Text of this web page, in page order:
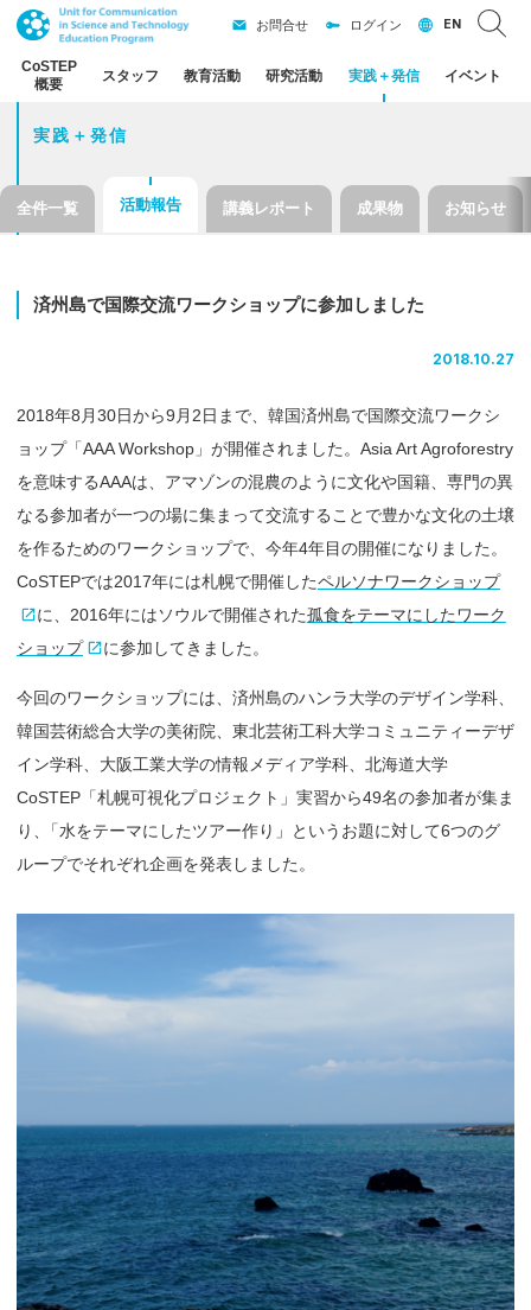
CoSTEP
概要
スタッフ 教育活動 研究活動 実践＋発信 イベント
お問合せ ログイン EN
実践＋発信
全件一覧 活動報告 講義レポート 成果物 お知らせ
済州島で国際交流ワークショップに参加しました
2018.10.27
2018年8月30日から9月2日まで、韓国済州島で国際交流ワークシ
ョップ「AAA Workshop」が開催されました。Asia Art Agroforestry
を意味するAAAは、アマゾンの混農のように文化や国籍、専門の異
なる参加者が一つの場に集まって交流することで豊かな文化の土壌
を作るためのワークショップで、今年4年目の開催になりました。
CoSTEPでは2017年には札幌で開催したペルソナワークショップ
に、2016年にはソウルで開催された孤食をテーマにしたワーク
ショップ
に参加してきました。
今回のワークショップには、済州島のハンラ大学のデザイン学科、
韓国芸術総合大学の美術院、東北芸術工科大学コミュニティーデザ
イン学科、大阪工業大学の情報メディア学科、北海道大学
CoSTEP「札幌可視化プロジェクト」実習から49名の参加者が集ま
り
「水をテーマにしたツアー作り」というお題に対して6つのグ
ループでそれぞれ企画を発表しました。